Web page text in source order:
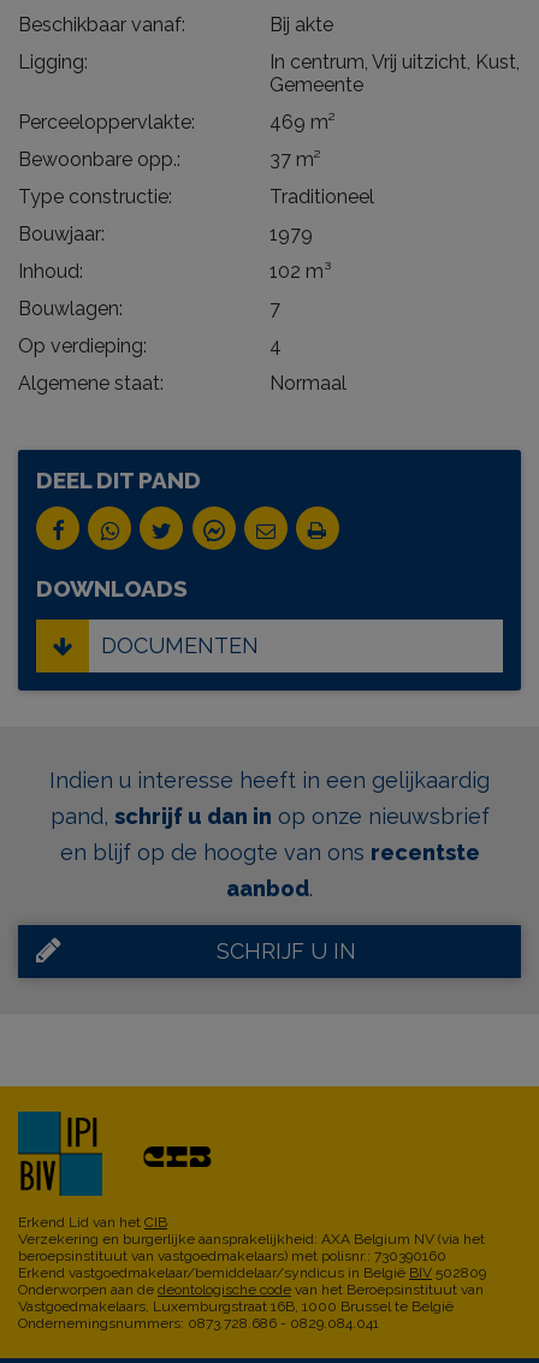
Beschikbaar vanaf:
Bij akte
Ligging:
In centrum, Vrij uitzicht, Kust,
Gemeente
Perceeloppervlakte:
469 m²
Bewoonbare opp.:
37 m²
Type constructie:
Traditioneel
Bouwjaar:
1979
Inhoud:
102 m³
Bouwlagen:
7
Op verdieping:
4
Algemene staat:
Normaal
DEEL DIT PAND
DOWNLOADS
DOCUMENTEN
Indien u interesse heeft in een gelijkaardig
pand, schrijf u dan in op onze nieuwsbrief
en blijf op de hoogte van ons recentste
aanbod.
SCHRIJF U IN
Erkend Lid van het CIB
Verzekering en burgerlijke aansprakelijkheid: AXA Belgium NV (via het
beroepsinstituut van vastgoedmakelaars) met polisnr.: 730390160
Erkend vastgoedmakelaar/bemiddelaar/syndicus in België BIV 502809
Onderworpen aan de deontologische code van het Beroepsinstituut van
Vastgoedmakelaars, Luxemburgstraat 16B, 1000 Brussel te België
Ondernemingsnummers: 0873.728.686 - 0829.084.041